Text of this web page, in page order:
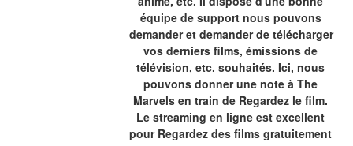
équipe de support nous pouvons
demander et demander de télécharger
vos derniers films, émissions de
télévision, etc. souhaités. Ici, nous
pouvons donner une note à The
Marvels en train de Regardez le film.
Le streaming en ligne est excellent
pour Regardez des films gratuitement